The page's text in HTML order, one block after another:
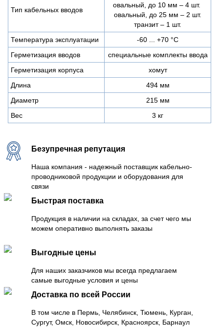
Тип кабельных вводов
овальный, до 10 мм – 4 шт.
овальный, до 25 мм – 2 шт.
транзит – 1 шт.
Температура эксплуатации
-60 ... +70 °С
Герметизация вводов
специальные комплекты ввода
Герметизация корпуса
хомут
Длина
494 мм
Диаметр
215 мм
Вес
3 кг
Безупречная репутация
Наша компания - надежный поставщик кабельно-
проводниковой продукции и оборудования для
связи
Быстрая поставка
Продукция в наличии на складах, за счет чего мы
можем оперативно выполнять заказы
Выгодные цены
Для наших заказчиков мы всегда предлагаем
самые выгодные условия и цены
Доставка по всей России
В том числе в Пермь, Челябинск, Тюмень, Курган,
Сургут, Омск, Новосибирск, Красноярск, Барнаул